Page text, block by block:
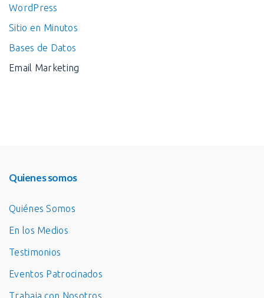
WordPress
Sitio en Minutos
Bases de Datos
Email Marketing
Quienes somos
Quiénes Somos
En los Medios
Testimonios
Eventos Patrocinados
Trabaja con Nosotros